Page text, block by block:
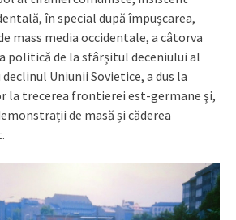
în special după împușcarea,
mass media occidentale, a câtorva
politică de la sfârșitul deceniului al
Uniunii Sovietice, a dus la
la trecerea frontierei est-germane şi,
de masă și căderea